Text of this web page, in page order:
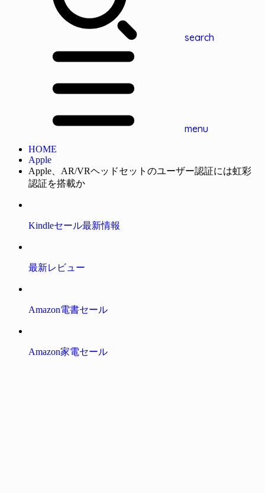
search
menu
HOME
Apple
Apple、AR/VRヘッドセットのユーザー認証には虹彩
認証を搭載か
Kindleセール最新情報
最新レビュー
Amazon電書セール
Amazon家電セール